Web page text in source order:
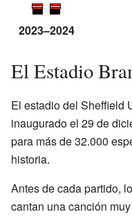
2023–2024
El Estadio
El estadio del Sheffield
inaugurado el 29 de
para más de 32.000
historia.
Antes de cada partido,
cantan una canción